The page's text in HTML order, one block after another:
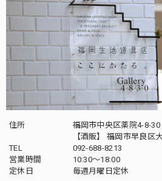
住所
福岡市中央区
【酒販】 福岡市早良区
TEL
092-688-8213
営業時間
10:30～18:00
定休日
毎週月曜日定休